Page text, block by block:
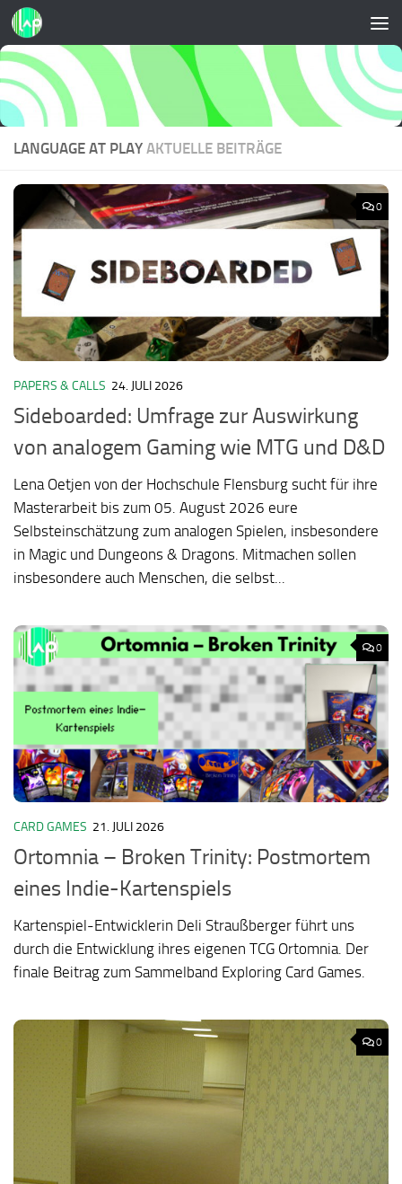
Zum Inhalt springen
LANGUAGE AT PLAY AKTUELLE BEITRÄGE
0
PAPERS & CALLS 24. JULI 2026
Sideboarded: Umfrage zur Auswirkung
von analogem Gaming wie MTG und D&D
Lena Oetjen von der Hochschule Flensburg sucht für ihre
Masterarbeit bis zum 05. August 2026 eure
Selbsteinschätzung zum analogen Spielen, insbesondere
in Magic und Dungeons & Dragons. Mitmachen sollen
insbesondere auch Menschen, die selbst...
0
CARD GAMES 21. JULI 2026
Ortomnia – Broken Trinity: Postmortem
eines Indie-Kartenspiels
Kartenspiel-Entwicklerin Deli Straußberger führt uns
durch die Entwicklung ihres eigenen TCG Ortomnia. Der
finale Beitrag zum Sammelband Exploring Card Games.
0